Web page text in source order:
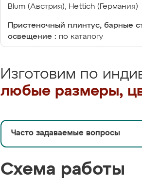
Blum (Австрия), Hettich (Германия)
Пристеночный плинтус, барные
освещение : по каталогу
Изготовим по
любые размеры,
Часто задаваемые вопросы
Схема работы